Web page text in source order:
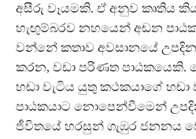
අසීරු වෑයමකි. ඒ අනුව කෘතිය
හැඟුම්බරව නහයෙන් අඬන
වන්නේ කතාව අවසානයේ
කරන, වඩා පරිණත පාඨකයෙකි.
හඬා වැටිය යුතු කථකයාගේ
පාඨකයාට නොපෙන්වීමෙන්
ජීවිතයේ හරසුන් ගැඹුර ජනනය